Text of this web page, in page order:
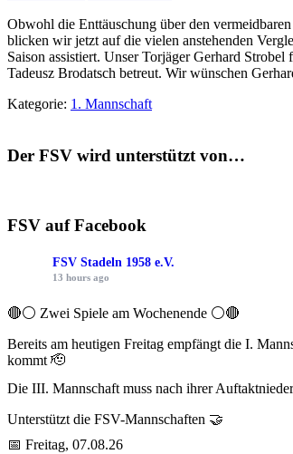
Obwohl die Enttäuschung über den
blicken wir jetzt auf die vielen anstehenden
Saison assistiert. Unser Torjäger Gerhard
Tadeusz Brodatsch betreut. Wir wünschen
Kategorie: 1. Mannschaft
Der FSV wird unterstützt von…
FSV auf Facebook
FSV Stadeln 1958 e.V.
13 hours ago
🔴⚪ Zwei Spiele am Wochenende ⚪️🔴
Bereits am heutigen Freitag empfängt die I.
kommt 🫡
Die III. Mannschaft muss nach ihrer
Unterstützt die FSV-Mannschaften 🤝
📅 Freitag, 07.08.26